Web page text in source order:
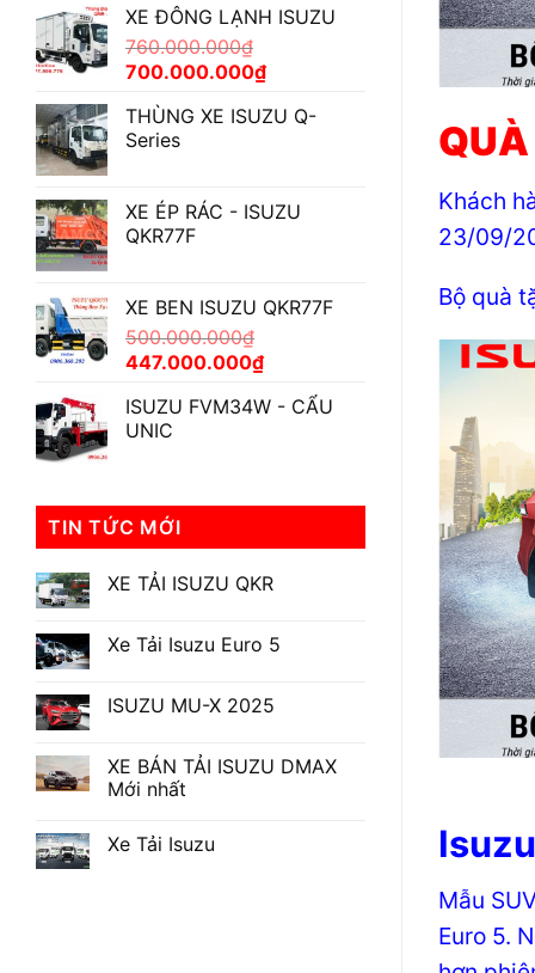
XE ĐÔNG LẠNH ISUZU
760.000.000₫
Giá
là:
760.000.000₫.
700.000.000₫Giá
tại
THÙNG XE ISUZU Q-
Series
XE ÉP RÁC - ISUZU
QKR77F
XE BEN ISUZU QKR77F
500.000.000₫
Giá
là:
500.000.000₫.
447.000.000₫Giá
tại
ISUZU FVM34W - CẨU
UNIC
TIN TỨC MỚI
XE TẢI ISUZU QKR
bình
luận
TẢI
ISUZU
Xe Tải Isuzu Euro 5
bình
luận
Tải
Isuzu
Euro
ISUZU MU-X 2025
bình
luận
ở
X
2025
XE BÁN TẢI ISUZU DMAX
Mới nhất
bình
Xe Tải Isuzu
Khách
23/09/
Bộ quà
Mẫu
Euro 5.